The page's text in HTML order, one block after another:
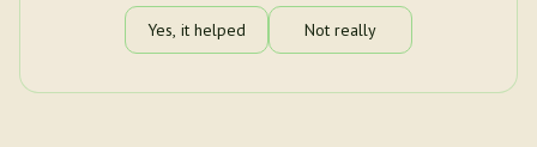
Yes, it helped Not really